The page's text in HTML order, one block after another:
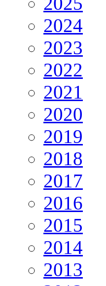
2024
2023
2022
2021
2020
2019
2018
2017
2016
2015
2014
2013